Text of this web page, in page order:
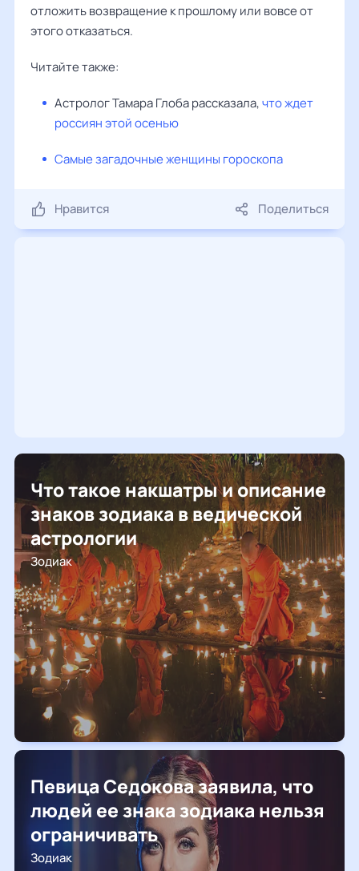
отложить возвращение к прошлому или вовсе от
этого отказаться.
Читайте также:
Астролог Тамара Глоба рассказала,что ждет
россиян этой осенью
Самые загадочные женщины гороскопа
Нравится Поделиться
Что такое накшатры и описание
знаков зодиака в ведической
астрологии
Зодиак
Певица Седокова заявила, что
людей ее знака зодиака нельзя
ограничивать
Зодиак